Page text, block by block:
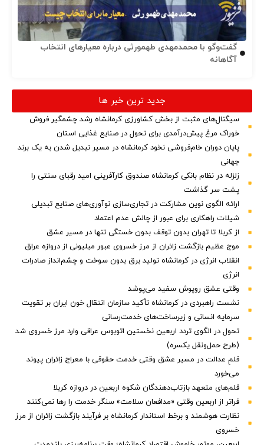
گفت‌وگو با محمدمهدی طهمورثی درباره معیارهای انتخاب
آگاهانه
جدید ترین خبر ها
سیگنال‌های مثبت از بخش کشاورزی کرمانشاه رشد چشمگیر فروش
خوراک مرغ پیش‌درآمدی برای تحول در صنایع غذایی استان
پایان دوران خام‌فروشی نخود کرمانشاه در مسیر تبدیل شدن به یک برند
جهانی
زلزله در نظام بانکی کرمانشاه صندوق کارآفرینی امید رقبای سنتی را
پشت سر گذاشت
ارائه الگوی نوین مشارکت در تجاری‌سازی نوآوری‌های صنایع تبدیلی
شیلات راهکاری برای عبور از چالش عدم اعتماد
از کربلا تا تهران بدون توقف بدون خستگی تنها در مسیر عشق
موج عظیم بازگشت زائران از مرز خسروی عبور میلیونی از دروازه عراق
انقلاب انرژی در کرمانشاه تولید برق بدون سوخت و چشم‌انداز صادرات
انرژی
وقتی عشق روپوش سفید می‌پوشد
نشست راهبردی در کرمانشاه تأکید سازمان انتقال خون ایران بر تقویت
سرمایه انسانی و زیرساخت‌های خدمت‌رسانی
تحول در الگوی تردد اربعین نخستین اتوبوس عراقی وارد مرز خسروی شد
(طرح حمل‌ونقل یکسره)
قلمِ عدالت در مسیر عشق وقتی خدمت حقوقی با معراج زائران پیوند
می‌خورد
قلم‌های متعهد بازتاب‌دهندگان شکوه اربعین در دروازه کربلا
فراتر از اربعین وقتی «مدافعان سلامت» سنگر خدمت را رها نمی‌کنند
نظارت هوشمند و برخط استاندار کرمانشاه بر فرآیند بازگشت زائران از مرز
خسروی